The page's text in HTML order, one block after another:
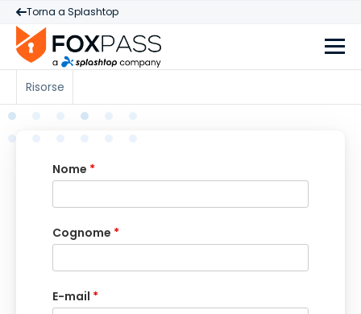
Torna a Splashtop
Risorse
Nome *
Cognome *
E-mail *